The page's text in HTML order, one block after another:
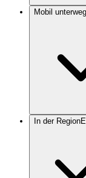
Mobil
In der Region